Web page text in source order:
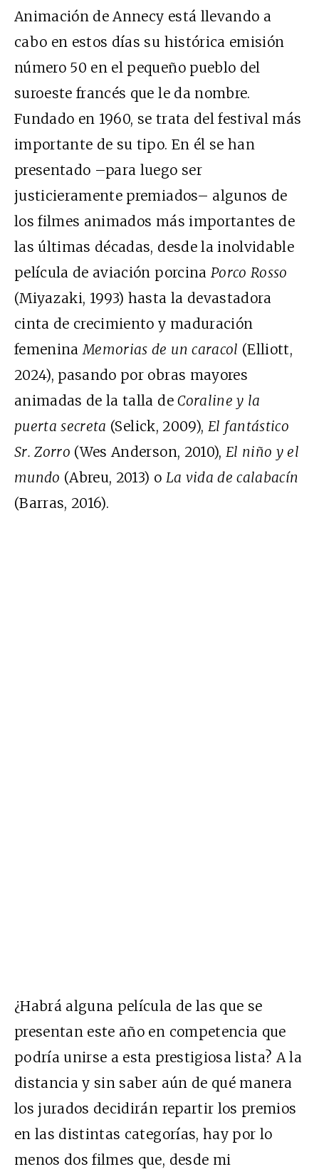
Animación de Annecy está llevando a
cabo en estos días su histórica emisión
número 50 en el pequeño pueblo del
suroeste francés que le da nombre.
Fundado en 1960, se trata del festival más
importante de su tipo. En él se han
presentado –para luego ser
justicieramente premiados– algunos de
los filmes animados más importantes de
las últimas décadas, desde la inolvidable
película de aviación porcina Porco Rosso
(Miyazaki, 1993) hasta la devastadora
cinta de crecimiento y maduración
femeninaMemorias de un caracol (Elliott,
2024), pasando por obras mayores
animadas de la talla deCoraline y la
puerta secreta (Selick, 2009), El fantástico
Sr. Zorro (Wes Anderson, 2010), El niño y el
mundo (Abreu, 2013) o La vida de calabacín
(Barras, 2016).
¿Habrá alguna película de las que se
presentan este año en competencia que
podría unirse a esta prestigiosa lista? A la
distancia y sin saber aún de qué manera
los jurados decidirán repartir los premios
en las distintas categorías, hay por lo
menos dos filmes que, desde mi